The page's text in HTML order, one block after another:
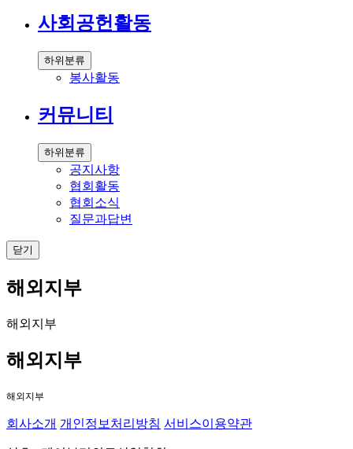
사회공헌활동
하위분류
봉사활동
커뮤니티
하위분류
공지사항
협회활동
협회소식
질문과답변
닫기
해외지부
해외지부
해외지부
해외지부
회사소개 개인정보처리방침 서비스이용약관